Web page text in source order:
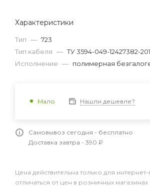
Характеристики
Тип — 723
Тип кабеля — ТУ 3594-049-12427382-
Исполнение — полимерная
Мало Нашли дешевле?
Самовывоз сегодня - бесплатно
Доставка завтра - 390 ₽
Цена действительна только для
отличаться от цен в розничных магазинах